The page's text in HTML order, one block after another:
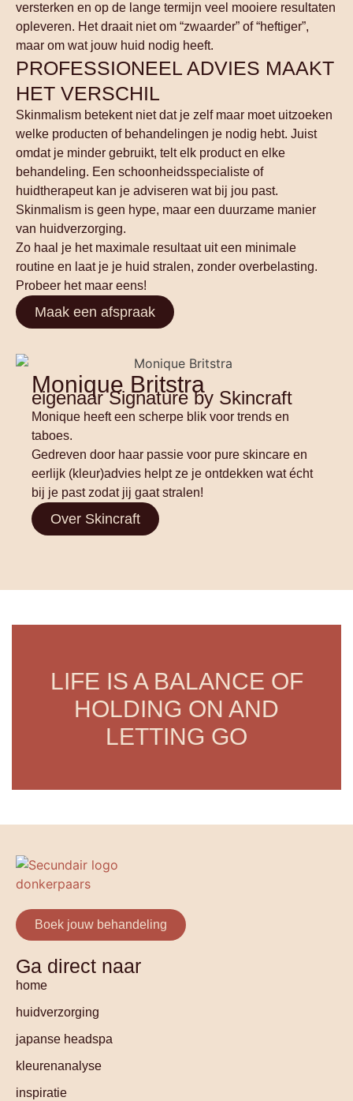
versterken en op de lange termijn veel mooiere resultaten
opleveren. Het draait niet om “zwaarder” of “heftiger”,
maar om wat jouw huid nodig heeft.
PROFESSIONEEL ADVIES MAAKT
HET VERSCHIL
Skinmalism betekent niet dat je zelf maar moet uitzoeken
welke producten of behandelingen je nodig hebt. Juist
omdat je minder gebruikt, telt elk product en elke
behandeling. Een schoonheidsspecialiste of
huidtherapeut kan je adviseren wat bij jou past.
Skinmalism is geen hype, maar een duurzame manier
van huidverzorging.
Zo haal je het maximale resultaat uit een minimale
routine en laat je je huid stralen, zonder overbelasting.
Probeer het maar eens!
Maak een afspraak
Monique Britstra
eigenaar Signature by Skincraft
Monique heeft een scherpe blik voor trends en
taboes.
Gedreven door haar passie voor pure skincare en
eerlijk (kleur)advies helpt ze je ontdekken wat écht
bij je past zodat jij gaat stralen!
Over Skincraft
LIFE IS A BALANCE OF
HOLDING ON AND
LETTING GO
Boek jouw behandeling
Ga direct naar
home
huidverzorging
japanse headspa
kleurenanalyse
inspiratie